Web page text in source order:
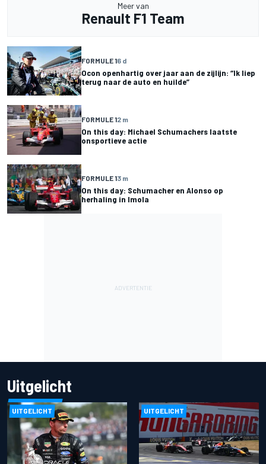
Meer van
Renault F1 Team
FORMULE 16 d
Ocon openhartig over jaar aan de zijlijn: “Ik liep
terug naar de auto en huilde”
FORMULE 12 m
On this day: Michael Schumachers laatste
onsportieve actie
FORMULE 13 m
On this day: Schumacher en Alonso op
herhaling in Imola
Uitgelicht
UITGELICHT UITGELICHT